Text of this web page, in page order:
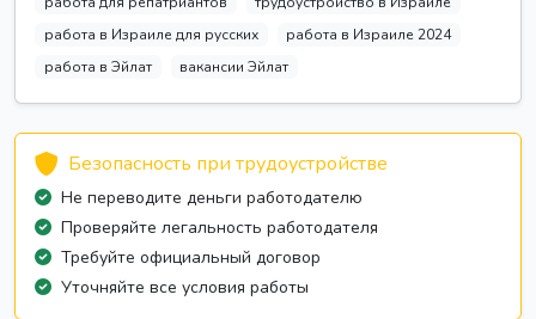
работа в Израиле для русских
работа в Израиле 2024
работа в Эйлат
вакансии Эйлат
Безопасность при трудоустройстве
Не переводите деньги работодателю
Проверяйте легальность работодателя
Требуйте официальный договор
Уточняйте все условия работы